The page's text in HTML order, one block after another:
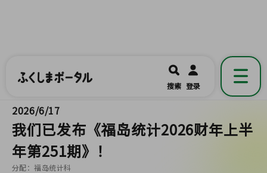
福島県公式の地域情報ポータルアプリ
開く
搜索 登录
2026/6/17
我们已发布《福岛统计2026财年上半
年第251期》！
分配：福岛统计科